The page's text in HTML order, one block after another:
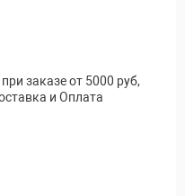
заказе от 5000 руб,
и Оплата